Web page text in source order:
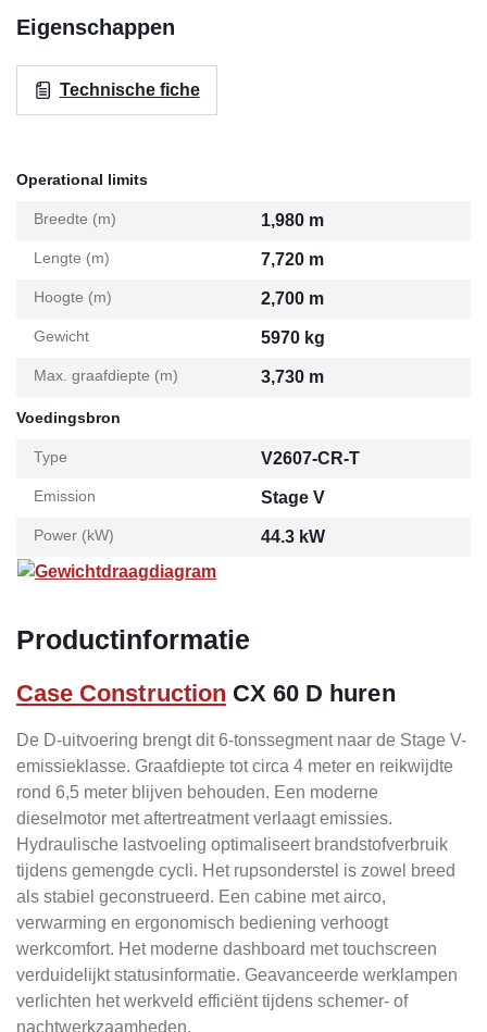
Eigenschappen
Technische fiche
Operational limits
Breedte (m) 1,980 m
Lengte (m) 7,720 m
Hoogte (m) 2,700 m
Gewicht 5970 kg
Max. graafdiepte (m) 3,730 m
Voedingsbron
Type V2607-CR-T
Emission Stage V
Power (kW)
44.3 kW
Gewichtdraagdiagram
Productinformatie
Case Construction CX 60 D huren
De D-uitvoering brengt dit 6-tonssegment naar de Stage V-
emissieklasse. Graafdiepte tot circa 4 meter en reikwijdte
rond 6,5 meter blijven behouden. Een moderne
dieselmotor met aftertreatment verlaagt emissies.
Hydraulische lastvoeling optimaliseert brandstofverbruik
tijdens gemengde cycli. Het rupsonderstel is zowel breed
als stabiel geconstrueerd. Een cabine met airco,
verwarming en ergonomisch bediening verhoogt
werkcomfort. Het moderne dashboard met touchscreen
verduidelijkt statusinformatie. Geavanceerde werklampen
verlichten het werkveld efficiënt tijdens schemer- of
nachtwerkzaamheden.